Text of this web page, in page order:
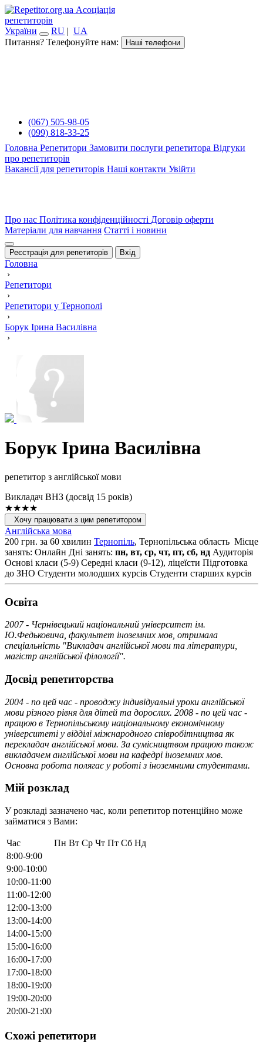
Асоціація
репетиторів
України
RU | UA
Питання? Телефонуйте нам:
Наші телефони
(067) 505-98-05
(099) 818-33-25
Головна Репетитори Замовити послуги репетитора Відгуки
про репетиторів
Вакансії для репетиторів Наші контакти Увійти
Про нас Політика конфіденційності Договір оферти
Матеріали для навчання Статті і новини
Реєстрація для репетиторів Вхід
Головна
›
Репетитори
›
Репетитори у Тернополі
›
Борук Ірина Василівна
›
Борук Ірина Василівна
репетитор з англійської мови
Викладач ВНЗ (досвід 15 років)
★★★★
Хочу працювати з цим репетитором
Англійська мова
200 грн. за 60 хвилин Тернопіль, Тернопільська область Місце
занять: Онлайн Дні занять: пн, вт, ср, чт, пт, сб, нд Аудиторія
Основі класи (5-9) Середні класи (9-12), ліцеїсти Підготовка
до ЗНО Студенти молодших курсів Студенти старших курсів
Освiта
2007 - Чернівецький національний університет ім.
Ю.Федьковича, факультет іноземних мов, отримала
спеціальність "Викладач англійської мови та літератури,
магістр англійської філології".
Досвід репетиторства
2004 - по цей час - проводжу індивідуальні уроки англійської
мови різного рівня для дітей та дорослих. 2008 - по цей час -
працюю в Тернопільському національному економічному
університеті у відділі міжнародного співробітництва як
перекладач англійської мови. За сумісництвом працюю також
викладачем англійської мови на кафедрі іноземних мов.
Основна робота полягає у роботі з іноземними студентами.
Мій розклад
У розкладі зазначено час, коли репетитор потенційно може
займатися з Вами:
Час Пн Вт Ср Чт Пт Сб Нд
8:00-9:00
9:00-10:00
10:00-11:00
11:00-12:00
12:00-13:00
13:00-14:00
14:00-15:00
15:00-16:00
16:00-17:00
17:00-18:00
18:00-19:00
19:00-20:00
20:00-21:00
Схожі репетитори